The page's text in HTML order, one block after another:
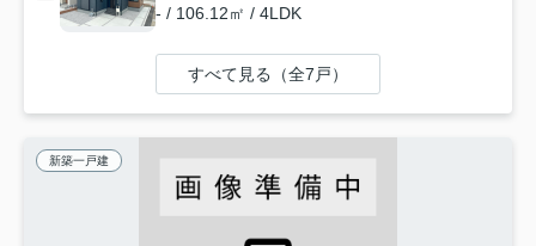
- / 106.12㎡ / 4LDK
すべて見る（全7戸）
新築一戸建